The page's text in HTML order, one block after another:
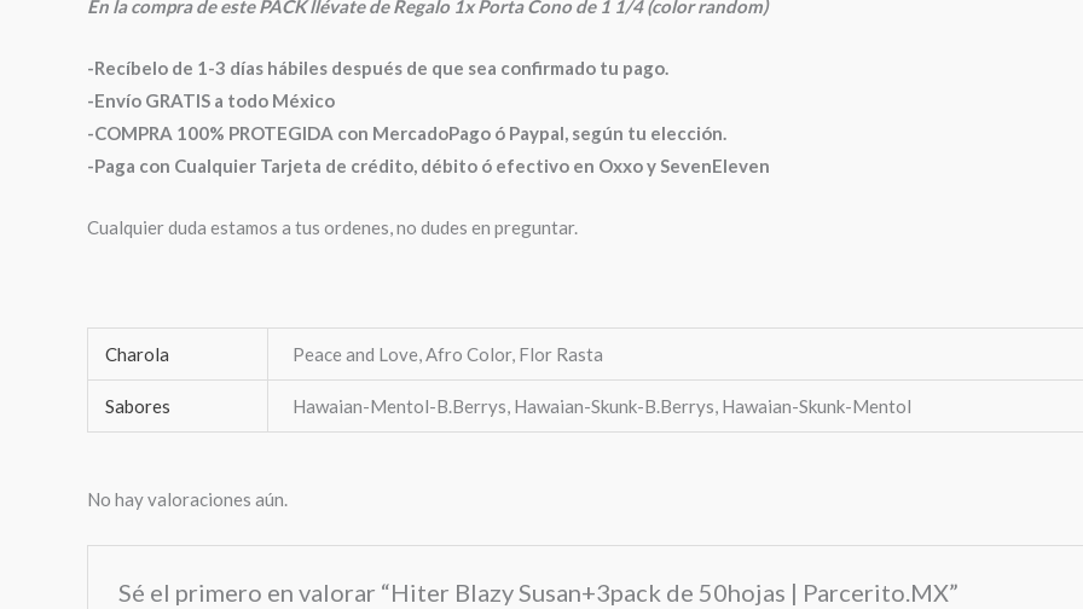
En la compra de este PACK llévate de Regalo 1x Porta Cono de 1 1/4 (color random)
-Recíbelo de 1-3 días hábiles después de que sea confirmado tu pago.
-Envío GRATIS a todo México
-COMPRA 100% PROTEGIDA con MercadoPago ó Paypal, según tu elección.
-Paga con Cualquier Tarjeta de crédito, débito ó efectivo en Oxxo y SevenEleven
Cualquier duda estamos a tus ordenes, no dudes en preguntar.
Charola Peace and Love, Afro Color, Flor Rasta
Sabores Hawaian-Mentol-B.Berrys, Hawaian-Skunk-B.Berrys, Hawaian-Skunk-Mentol
No hay valoraciones aún.
Sé el primero en valorar “Hiter Blazy Susan+3pack de 50hojas | Parcerito.MX”